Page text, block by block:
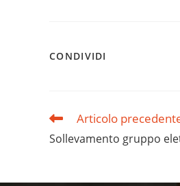
CONDIVIDI
Articolo
Sollevamento gruppo